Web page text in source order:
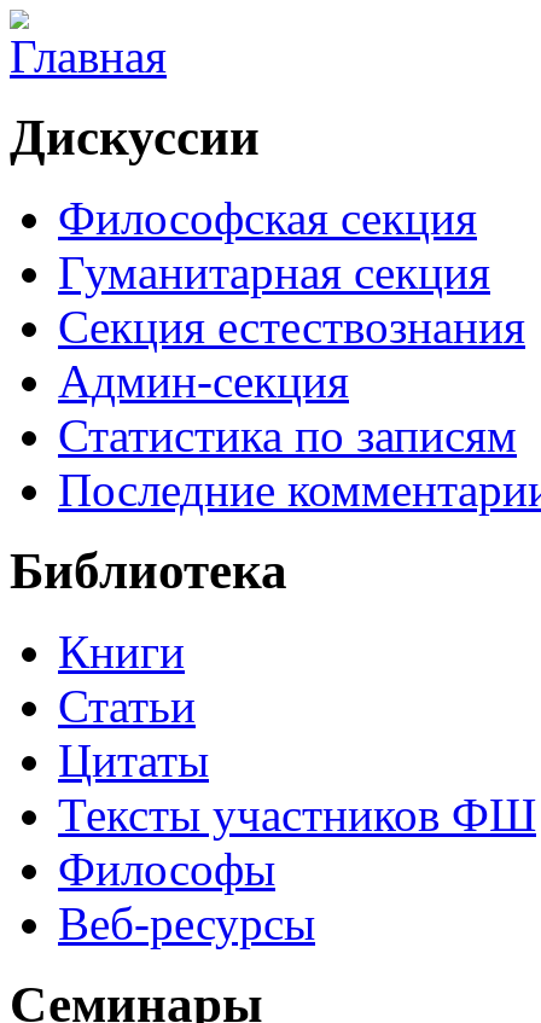
Дискуссии
Философская секция
Гуманитарная секция
Секция естествознания
Админ-секция
Статистика по записям
Последние
Библиотека
Книги
Статьи
Цитаты
Тексты участников ФШ
Философы
Веб-ресурсы
Семинары